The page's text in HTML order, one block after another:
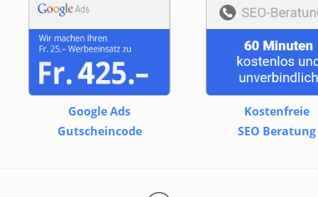
Google Ads
Gutscheincode
Kostenfreie
SEO Beratung